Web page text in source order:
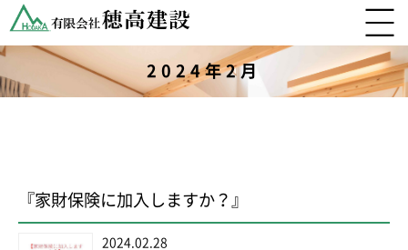
2024年2月
『家財保険に加入しますか？』
2024.02.28